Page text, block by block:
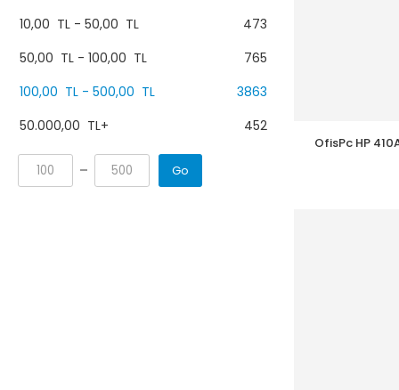
10,00 TL - 50,00 TL
473
50,00 TL - 100,00 TL
765
100,00 TL - 500,00 TL
3863
50.000,00 TL+ 452
Go
OfisPc HP